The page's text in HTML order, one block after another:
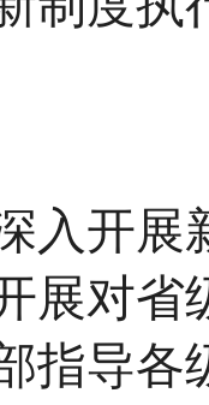
开展新
展对省
指导各